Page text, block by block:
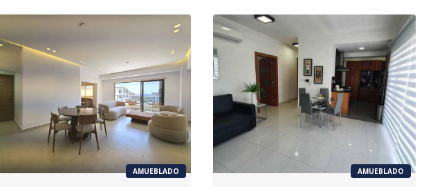
AMUEBLADO AMUEBLADO